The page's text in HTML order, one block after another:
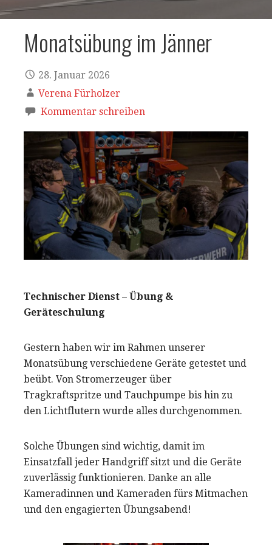
Monatsübung im Jänner
28. Januar 2026
Verena Fürholzer
Kommentar schreiben
Technischer Dienst – Übung &
Geräteschulung
Gestern haben wir im Rahmen unserer
Monatsübung verschiedene Geräte getestet und
beübt. Von Stromerzeuger über
Tragkraftspritze und Tauchpumpe bis hin zu
den Lichtflutern wurde alles durchgenommen.
Solche Übungen sind wichtig, damit im
Einsatzfall jeder Handgriff sitzt und die Geräte
zuverlässig funktionieren. Danke an alle
Kameradinnen und Kameraden fürs Mitmachen
und den engagierten Übungsabend!